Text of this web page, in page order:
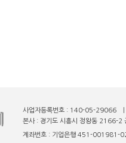
사업자등록번호 : 140-05-29066
본사 : 경기도 시흥시 정왕동
계좌번호 : 기업은행 451-